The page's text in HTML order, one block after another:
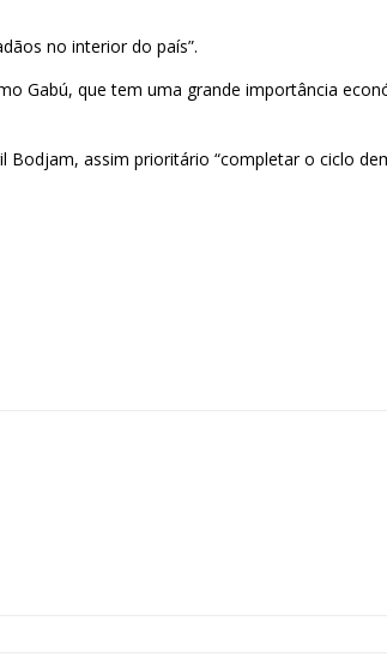
no interior do país”.
Gabú, que tem uma grande importância
Bodjam, assim prioritário “completar o ciclo